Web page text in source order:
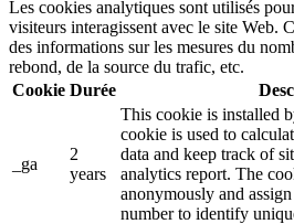
Les cookies analytiques sont utilisés
visiteurs interagissent avec le site Web.
des informations sur les mesures du
rebond, de la source du trafic, etc.
Cookie Durée
_ga
2
years
This cookie is installed
cookie is used to
data and keep track of
analytics report. The
anonymously and
number to identify